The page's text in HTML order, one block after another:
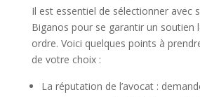
Il est essentiel de sélectionner avec
Biganos pour se garantir un soutien
ordre. Voici quelques points à
de votre choix :
La réputation de l’avocat :